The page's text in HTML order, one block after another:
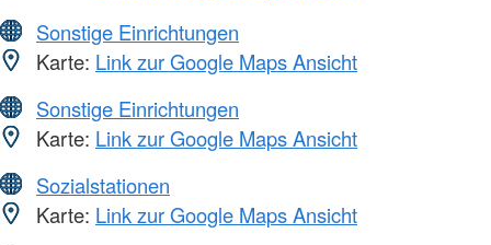
Sonstige Einrichtungen
Karte: Link zur Google Maps Ansicht
Sonstige Einrichtungen
Karte: Link zur Google Maps Ansicht
Sozialstationen
Karte: Link zur Google Maps Ansicht